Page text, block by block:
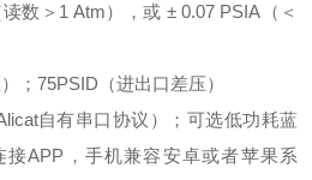
数＞1 Atm），或 ± 0.07 PSIA（＜
75PSID（进出口差压）
自有串口协议）；可选低功耗蓝
接APP，手机兼容安卓或者苹果系